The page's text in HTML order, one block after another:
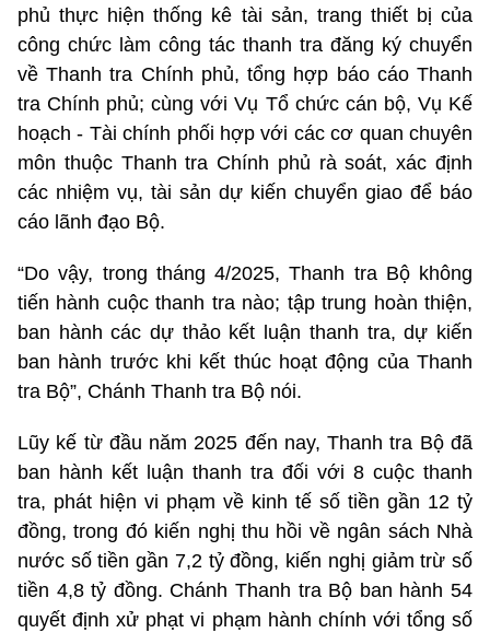
phủ thực hiện thống kê tài sản, trang thiết bị của
công chức làm công tác thanh tra đăng ký chuyển
về Thanh tra Chính phủ, tổng hợp báo cáo Thanh
tra Chính phủ; cùng với Vụ Tổ chức cán bộ, Vụ Kế
hoạch - Tài chính phối hợp với các cơ quan chuyên
môn thuộc Thanh tra Chính phủ rà soát, xác định
các nhiệm vụ, tài sản dự kiến chuyển giao để báo
cáo lãnh đạo Bộ.
“Do vậy, trong tháng 4/2025, Thanh tra Bộ không
tiến hành cuộc thanh tra nào; tập trung hoàn thiện,
ban hành các dự thảo kết luận thanh tra, dự kiến
ban hành trước khi kết thúc hoạt động của Thanh
tra Bộ”, Chánh Thanh tra Bộ nói.
Lũy kế từ đầu năm 2025 đến nay, Thanh tra Bộ đã
ban hành kết luận thanh tra đối với 8 cuộc thanh
tra, phát hiện vi phạm về kinh tế số tiền gần 12 tỷ
đồng, trong đó kiến nghị thu hồi về ngân sách Nhà
nước số tiền gần 7,2 tỷ đồng, kiến nghị giảm trừ số
tiền 4,8 tỷ đồng. Chánh Thanh tra Bộ ban hành 54
quyết định xử phạt vi phạm hành chính với tổng số